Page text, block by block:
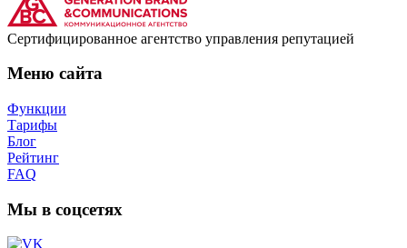
Cертифицированное агентство управления репутацией
Меню сайта
Функции
Тарифы
Блог
Рейтинг
FAQ
Мы в соцсетях